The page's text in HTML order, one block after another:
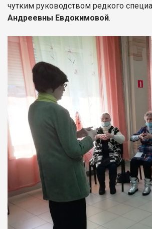
чутким руководством редкого
Андреевны Евдокимовой.